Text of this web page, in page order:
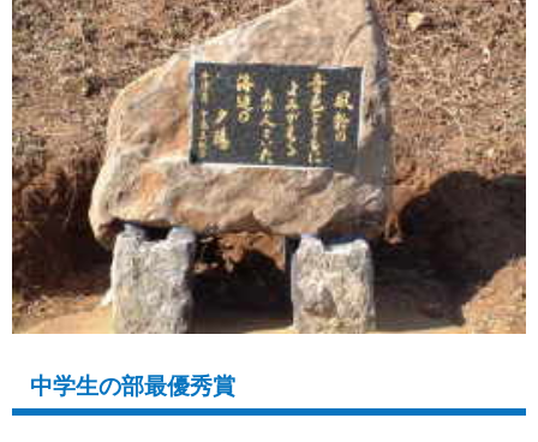
中学生の部最優秀賞